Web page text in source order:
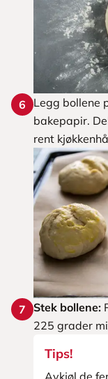
6
Legg bollene
bakepapir.
rent
7 Stek bollene:
225 grader
Tips!
Avkjøl de